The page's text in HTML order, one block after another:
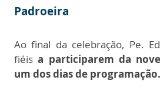
Padroeira
Ao final da celebração, Pe.
fiéisa participarem da
um dos dias de programação.